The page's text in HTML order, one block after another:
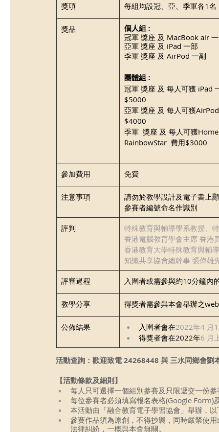
獎項 每組均設冠、亞、季軍各1名
​獎品 個人組 :
冠軍 獎座 及 MacBook air
亞軍 獎座 及 iPad 一部
季軍 獎座 及 AirPod 一副
團體組 :
冠軍 獎座 及 每人可獲 iPad
$5000
亞軍 獎座 及 每人可獲
$4000
季軍  獎座 及 每人可獲
RainbowStar  費用$3000
​參加費用 ​免費
注意事項
請勿於教學設計及電子書上
參賽者編號命名作識別
評判
特殊教育與輔導學系教授、
香港電腦教育學會主席 香港
香港教育⼤學特殊教育與輔
知識共享協會總幹事 張偉雄
​評審過程 入圍者或需參與約10分鐘內
教學分享 得獎者需參與本會舉辦之
公佈結果 入圍者會在2022年4 月
得獎者會在2022年6 月
活動查詢：歡迎致電 24268448 與 三水同鄉會劉
【活動條款及細則】
每人只可選擇一個組別參賽及只限遞交一份
每位參賽者必須填寫報名表格(Google Form)
本活動由「融合教育電子學習協會」舉辦，
參賽作品須為原創，不得抄襲，同時嚴禁使
法律糾紛，一概與本會無關。